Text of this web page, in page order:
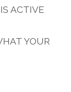
ACTIVE
YOUR